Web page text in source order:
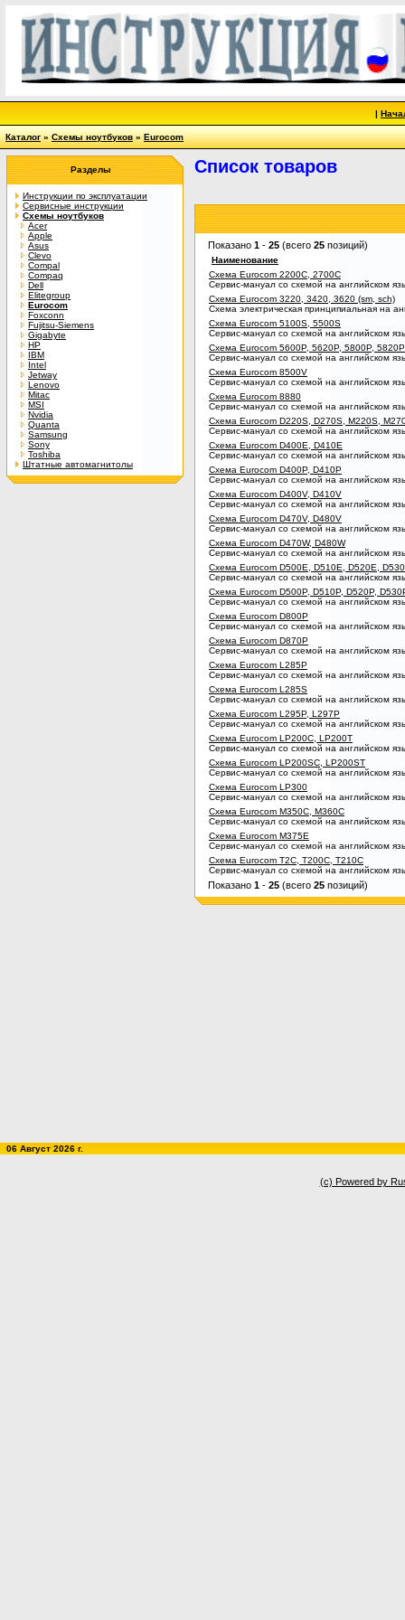
|
Каталог»Схемы ноутбуков»Eurocom
Разделы
Инструкции по эксплуатации
Сервисные инструкции
Схемы ноутбуков
Acer
Apple
Asus
Clevo
Compal
Compaq
Dell
Elitegroup
Eurocom
Foxconn
Fujitsu-Siemens
Gigabyte
HP
IBM
Intel
Jetway
Lenovo
Mitac
MSI
Nvidia
Quanta
Samsung
Sony
Toshiba
Штатные автомагнитолы
Список товаров
Показано 1 - 25 (всего 25 позиций)
Наименование
Схема Eurocom 2200C, 2700C
Сервис-мануал со схемой на английском
Схема Eurocom 3220, 3420, 3620 (sm, sch)
Схема электрическая принципиальная на
Схема Eurocom 5100S, 5500S
Сервис-мануал со схемой на английском
Схема Eurocom 5600P, 5620P, 5800P, 5820P
Сервис-мануал со схемой на английском
Схема Eurocom 8500V
Сервис-мануал со схемой на английском
Схема Eurocom 8880
Сервис-мануал со схемой на английском
Схема Eurocom D220S, D270S, M220S,
Сервис-мануал со схемой на английском
Схема Eurocom D400E, D410E
Сервис-мануал со схемой на английском
Схема Eurocom D400P, D410P
Сервис-мануал со схемой на английском
Схема Eurocom D400V, D410V
Сервис-мануал со схемой на английском
Схема Eurocom D470V, D480V
Сервис-мануал со схемой на английском
Схема Eurocom D470W, D480W
Сервис-мануал со схемой на английском
Схема Eurocom D500E, D510E, D520E,
Сервис-мануал со схемой на английском
Схема Eurocom D500P, D510P, D520P,
Сервис-мануал со схемой на английском
Схема Eurocom D800P
Сервис-мануал со схемой на английском
Схема Eurocom D870P
Сервис-мануал со схемой на английском
Схема Eurocom L285P
Сервис-мануал со схемой на английском
Схема Eurocom L285S
Сервис-мануал со схемой на английском
Схема Eurocom L295P, L297P
Сервис-мануал со схемой на английском
Схема Eurocom LP200C, LP200T
Сервис-мануал со схемой на английском
Схема Eurocom LP200SC, LP200ST
Сервис-мануал со схемой на английском
Схема Eurocom LP300
Сервис-мануал со схемой на английском
Схема Eurocom M350C, M360C
Сервис-мануал со схемой на английском
Схема Eurocom M375E
Сервис-мануал со схемой на английском
Схема Eurocom T2C, T200C, T210C
Сервис-мануал со схемой на английском
Показано 1 - 25 (всего 25 позиций)
06 Август 2026 г.
(c) Powered by